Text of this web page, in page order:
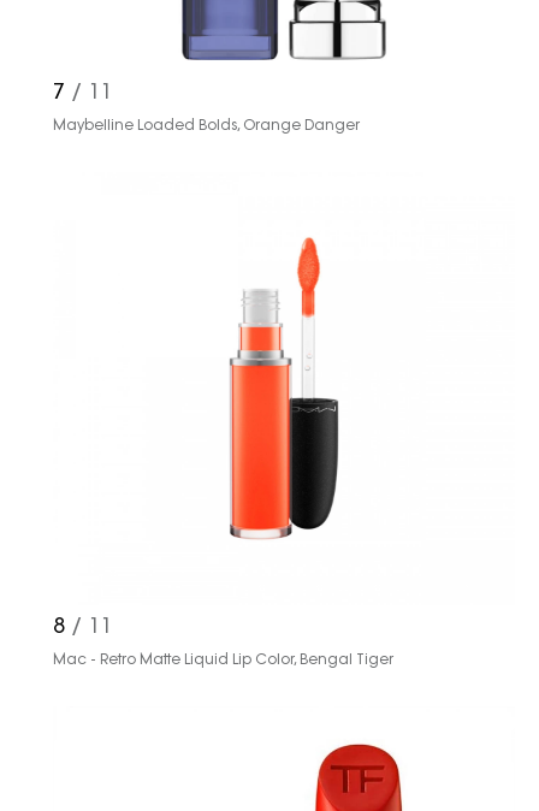
7 / 11
Maybelline Loaded Bolds, Orange Danger
8 / 11
Mac - Retro Matte Liquid Lip Color, Bengal Tiger